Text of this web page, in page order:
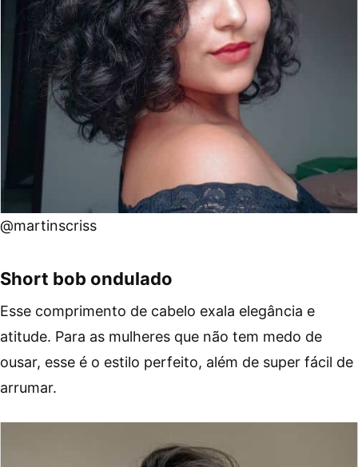
@martinscriss
Short bob ondulado
Esse comprimento de cabelo exala elegância e
atitude. Para as mulheres que não tem medo de
ousar, esse é o estilo perfeito, além de super fácil de
arrumar.